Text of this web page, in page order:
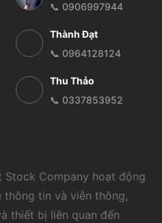
📞 0906997944
Thành Đạt
📞 0964128124
Thu Thảo
📞 0337853952
Stock Company hoạt động
tin và viễn thông,
thiết bị liên quan đến